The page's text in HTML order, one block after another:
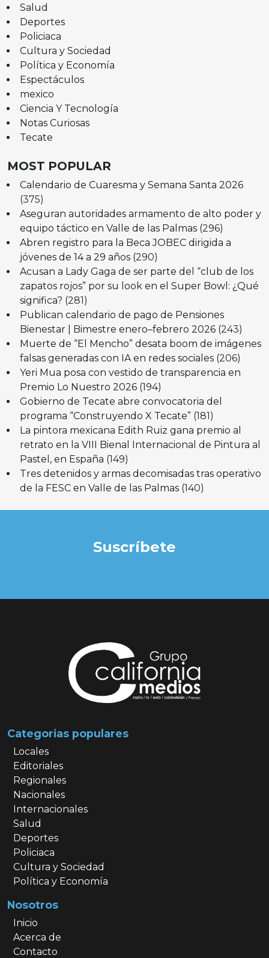
Salud
Deportes
Policiaca
Cultura y Sociedad
Política y Economía
Espectáculos
mexico
Ciencia Y Tecnología
Notas Curiosas
Tecate
MOST POPULAR
Calendario de Cuaresma y Semana Santa 2026
(375)
Aseguran autoridades armamento de alto poder y
equipo táctico en Valle de las Palmas (296)
Abren registro para la Beca JOBEC dirigida a
jóvenes de 14 a 29 años (290)
Acusan a Lady Gaga de ser parte del “club de los
zapatos rojos” por su look en el Super Bowl: ¿Qué
significa? (281)
Publican calendario de pago de Pensiones
Bienestar | Bimestre enero–febrero 2026 (243)
Muerte de “El Mencho” desata boom de imágenes
falsas generadas con IA en redes sociales (206)
Yeri Mua posa con vestido de transparencia en
Premio Lo Nuestro 2026 (194)
Gobierno de Tecate abre convocatoria del
programa “Construyendo X Tecate” (181)
La pintora mexicana Edith Ruiz gana premio al
retrato en la VIII Bienal Internacional de Pintura al
Pastel, en España (149)
Tres detenidos y armas decomisadas tras operativo
de la FESC en Valle de las Palmas (140)
Suscríbete
Categorias populares
Locales
Editoriales
Regionales
Nacionales
Internacionales
Salud
Deportes
Policiaca
Cultura y Sociedad
Política y Economía
Nosotros
Inicio
Acerca de
Contacto